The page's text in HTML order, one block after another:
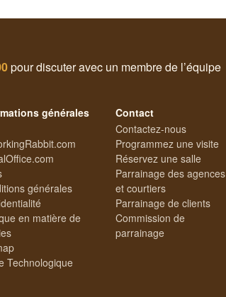
pour discuter avec un membre de l’équipe
générales
générales
en matière de
Technologique
Contact
Contactez-nous
Programmez une visite
Réservez une salle
Parrainage des agences
et courtiers
Parrainage de clients
Commission de
parrainage